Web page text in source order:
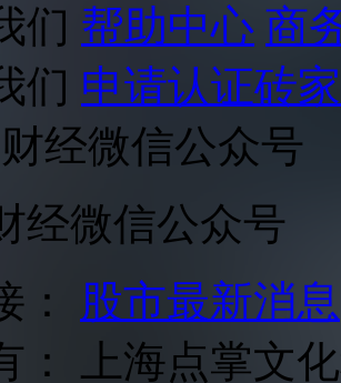
们 帮助中心 商
们 申请认证砖家
经微信公众号
：
股市最新消息
：
上海点掌文